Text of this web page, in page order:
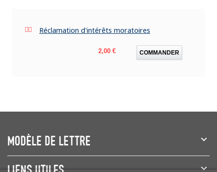
Réclamation d'intérêts moratoires
Prix
2,00 € COMMANDER
MODÈLE DE LETTRE